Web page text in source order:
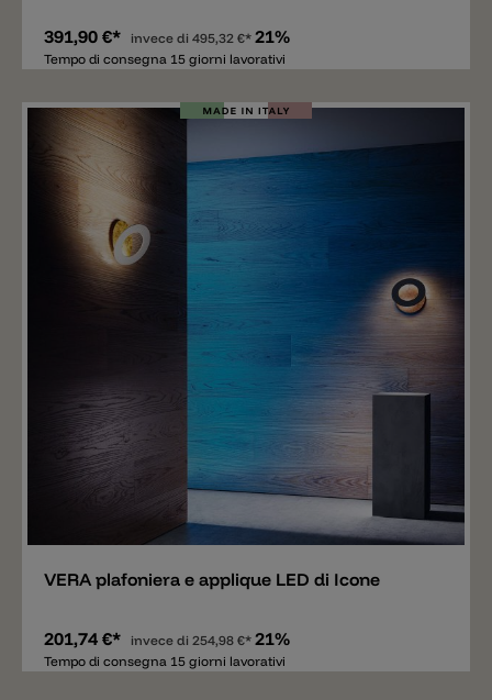
391,90 €* invece di 495,32 €* 21%
Tempo di consegna 15 giorni lavorativi
VERA plafoniera e applique LED di Icone
201,74 €* invece di 254,98 €* 21%
Tempo di consegna 15 giorni lavorativi